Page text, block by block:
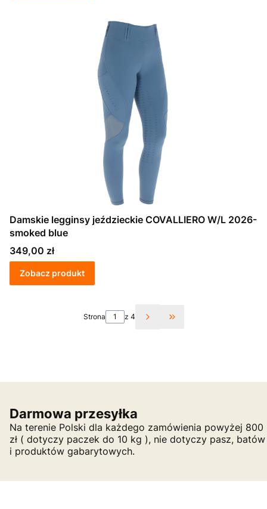
Damskie legginsy jeździeckie COVALLIERO W/L 2026-
smoked blue
Cena
349,00 zł
Zobacz produkt
Strona z 4 Przejdź do ostatniej
Darmowa przesyłka
Na terenie Polski dla każdego zamówienia powyżej 800
zł ( dotyczy paczek do 10 kg ), nie dotyczy pasz, batów
i produktów gabarytowych.